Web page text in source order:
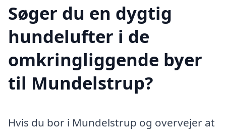
Søger du en dygtig
hundelufter i de
omkringliggende byer
til Mundelstrup?
Hvis du bor i Mundelstrup og overvejer at